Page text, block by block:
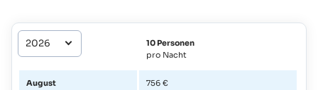
10 Personen
pro Nacht
August 756 €